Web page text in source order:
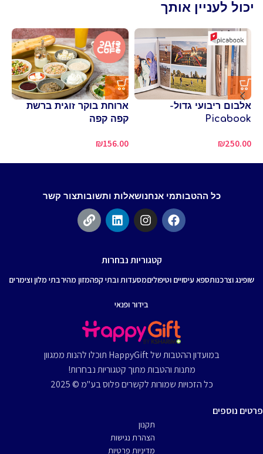
יכול לעניין אותך
אלבום ריבועי גדול-
Picabook
₪250.00
ארוחת בוקר זוגית ברשת
קפה קפה
₪156.00
כל ההטבותמי אנחנושאלות ותשובותצור קשר
קטגוריות נבחרות
שופינג וצרכנותספא עיסויים וטיפוליםמסעדות ובתי קפהמזון מהירבתי מלון וצימרים
בידור ופנאי
במועדון ההטבות של HappyGift תוכלו להנות ממגוון
מתנות והטבות מתוך קטגוריות נבחרות!
כל הזכויות שמורות לקשרים פלוס בע"מ © 2025
פרטים נוספים
תקנון
הצהרת נגישות
מדיניות פרטיות